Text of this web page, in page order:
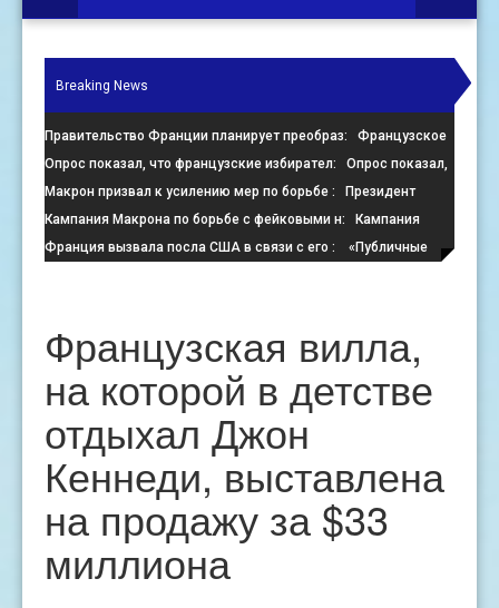
Breaking News
Правительство Франции планирует преобраз: Французское
правительство настаивает на преобразовании пустующих оф
Опрос показал, что французские избирател: Опрос показал,
что французские избиратели больше стремятся помешать
Макрон призвал к усилению мер по борьбе : Президент
Франции Эммануэль Макрон призвал к активизации усилий
по
Кампания Макрона по борьбе с фейковыми н: Кампания
президента Франции Эмманюэля Макрона по борьбе с
Франция вызвала посла США в связи с его : «Публичные
Французская вилла,
на которой в детстве
отдыхал Джон
Кеннеди, выставлена
на продажу за $33
миллиона